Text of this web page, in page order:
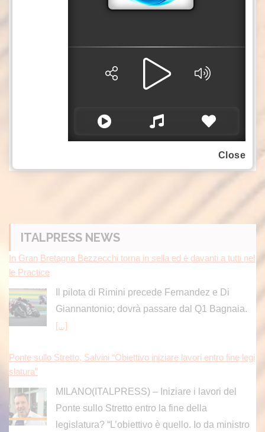
vacanze lunghe, rispetto allo scorso anno:
incaricato per le Politiche Attrattività e Turismo
“L’aumento dei turisti italiani e delle partenze e
un mese di Luglio che cresce nelle preferenze
cogliere per gli operatori del settore”.
ITALPRESS NEWS
In Gran Bretagna Bezzecchi torna in sella ed è davanti a tutti nel
le Practice
Il pilota di Rimini precede Fernandez e Di
Giannantonio; dovrà passare dal Q1 Bagnaia.
[...]
Ponte sullo Stretto, Salvini “Obiettivo iniziare lavori entro fine legi
slatura”
MILANO(ITALPRESS) – Iniziare i lavori del
Ponte sullo Stretto entro la fine della
legislatura? “L’obiettivo è quello. Io da ministro
Close